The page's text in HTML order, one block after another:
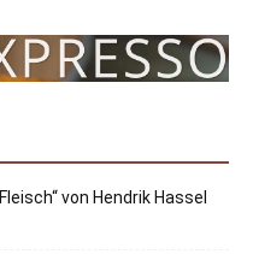
von Hendrik Hassel